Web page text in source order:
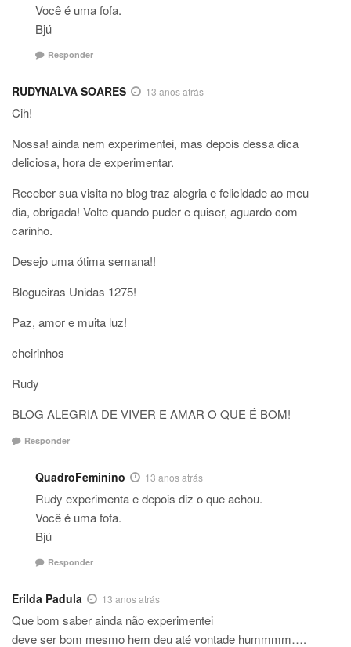
Você é uma fofa.
Bjú
Responder
RUDYNALVA SOARES 13 anos atrás
Cih!
Nossa! ainda nem experimentei, mas depois dessa dica
deliciosa, hora de experimentar.
Receber sua visita no blog traz alegria e felicidade ao meu
dia, obrigada! Volte quando puder e quiser, aguardo com
carinho.
Desejo uma ótima semana!!
Blogueiras Unidas 1275!
Paz, amor e muita luz!
cheirinhos
Rudy
BLOG ALEGRIA DE VIVER E AMAR O QUE É BOM!
Responder
QuadroFeminino 13 anos atrás
Rudy experimenta e depois diz o que achou.
Você é uma fofa.
Bjú
Responder
Erilda Padula 13 anos atrás
Que bom saber ainda não experimentei
deve ser bom mesmo hem deu até vontade hummmm….